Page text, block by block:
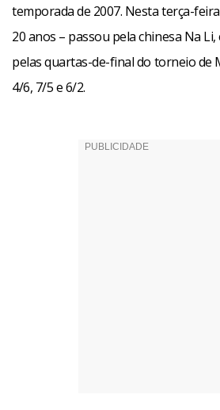
temporada de 2007. Nesta terça-
20 anos – passou pela chinesa Na
pelas quartas-de-final do torneio de
4/6, 7/5 e 6/2.